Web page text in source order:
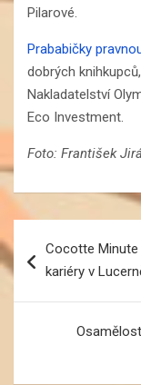
Pilarové.
Prababičky
dobrých
Nakladatelství
Eco Investment.
Foto: František
proCocotte
kariéry v